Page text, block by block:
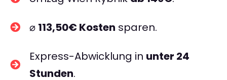
⌀ 113,50€ Kosten sparen.
Express-Abwicklung in unter 24
Stunden.